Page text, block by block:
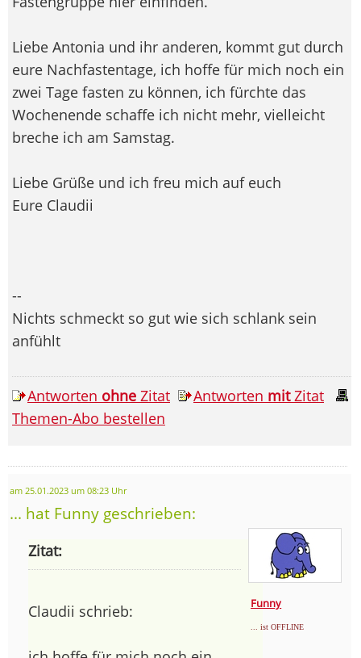
Liebe Antonia und ihr anderen, kommt gut durch
eure Nachfastentage, ich hoffe für mich noch ein
zwei Tage fasten zu können, ich fürchte das
Wochenende schaffe ich nicht mehr, vielleicht
breche ich am Samstag.
Liebe Grüße und ich freu mich auf euch
Eure Claudii
--
Nichts schmeckt so gut wie sich schlank sein
anfühlt
Antworten ohne Zitat Antworten mitZitat
Themen-Abo bestellen
am 25.01.2023 um 08:23 Uhr
... hat Funny geschrieben:
Funny
... ist OFFLINE
Zitat:
Claudii schrieb: